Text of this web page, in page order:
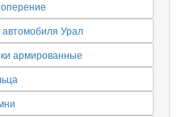
автомобиля Урал
армированные